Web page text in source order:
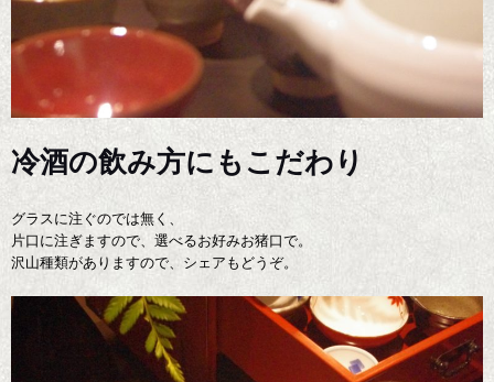
冷酒の飲み方にもこだわり
グラスに注ぐのでは無く、
片口に注ぎますので、選べるお好みお猪口で。
沢山種類がありますので、シェアもどうぞ。